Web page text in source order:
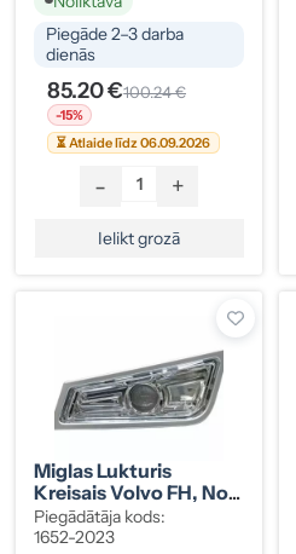
Piegāde 2–3 darba
dienās
85.20 €100.24 €
-15%
⏳ Atlaide līdz 06.09.2026
- +
Ielikt grozā
Miglas Lukturis
Kreisais Volvo FH, No
2008.g.
Piegādātāja kods:
1652-2023